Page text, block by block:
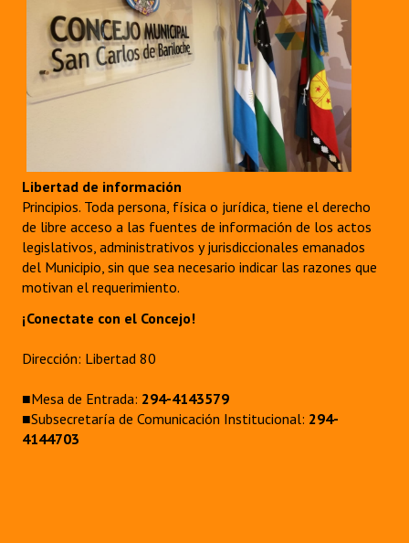
Libertad de información
Principios. Toda persona, física o jurídica, tiene el derecho
de libre acceso a las fuentes de información de los actos
legislativos, administrativos y jurisdiccionales emanados
del Municipio, sin que sea necesario indicar las razones que
motivan el requerimiento.
¡Conectate con el Concejo!
Dirección: Libertad 80
■Mesa de Entrada: 294-4143579
■Subsecretaría de Comunicación Institucional: 294-
4144703